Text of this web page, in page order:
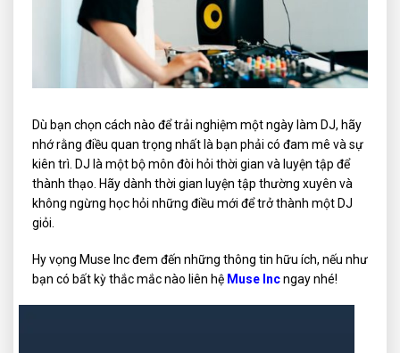
Dù bạn chọn cách nào để trải nghiệm một ngày làm DJ, hãy
nhớ rằng điều quan trọng nhất là bạn phải có đam mê và sự
kiên trì. DJ là một bộ môn đòi hỏi thời gian và luyện tập để
thành thạo. Hãy dành thời gian luyện tập thường xuyên và
không ngừng học hỏi những điều mới để trở thành một DJ
giỏi.
Hy vọng Muse Inc đem đến những thông tin hữu ích, nếu như
bạn có bất kỳ thắc mắc nào liên hệ Muse Incngay nhé!